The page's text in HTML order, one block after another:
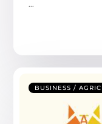
BUSINESS /